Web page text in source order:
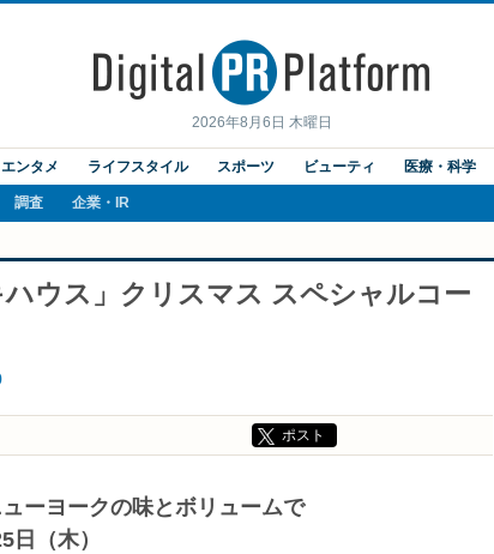
2026年8月6日 木曜日
エンタメ ライフスタイル スポーツ ビューティ 医療・科学
調査 企業・IR
ハウス」クリスマス スペシャルコー
ポスト
ーヨークの味とボリュームで
（木）